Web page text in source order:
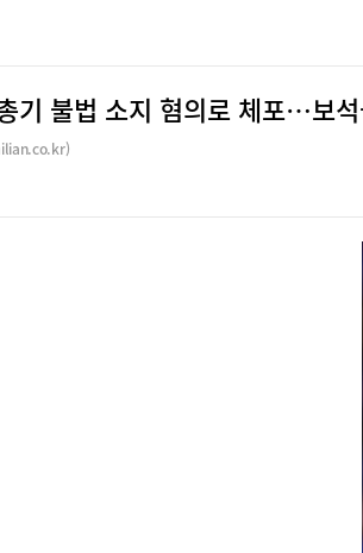
기 불법 소지 혐의로 체포…보